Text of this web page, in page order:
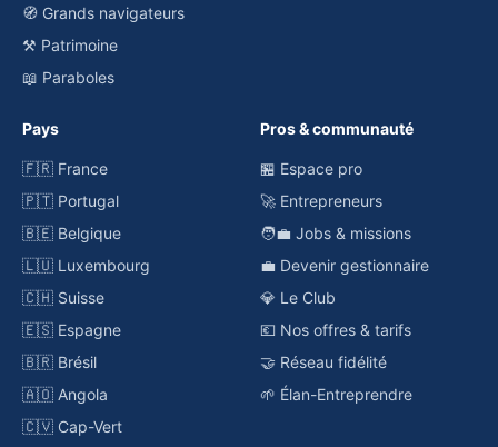
🧭 Grands navigateurs
⚒️ Patrimoine
📖 Paraboles
Pays
🇫🇷 France
🇵🇹 Portugal
🇧🇪 Belgique
🇱🇺 Luxembourg
🇨🇭 Suisse
🇪🇸 Espagne
🇧🇷 Brésil
🇦🇴 Angola
🇨🇻 Cap-Vert
Pros & communauté
🏪 Espace pro
🚀 Entrepreneurs
🧑‍💼 Jobs & missions
💼 Devenir gestionnaire
💎 Le Club
💶 Nos offres & tarifs
🤝 Réseau fidélité
🌱 Élan-Entreprendre